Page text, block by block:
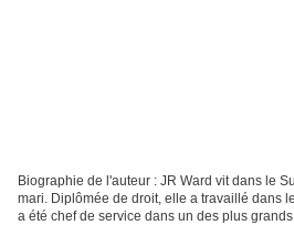
Biographie de l'auteur : JR Ward vit dans le
mari. Diplômée de droit, elle a travaillé dans
a été chef de service dans un des plus